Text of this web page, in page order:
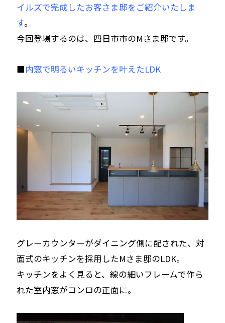
イルズで完成したお客さま邸をご紹介いたしま
す。
今回登場するのは、四日市市のMさま邸です。
■内窓で明るいキッチンを叶えたLDK
グレーカウンターがダイニング側に配された、対
面式のキッチンを採用したMさま邸のLDK。
キッチンをよく見ると、線の細いフレームで作ら
れた室内窓がコンロの正面に。